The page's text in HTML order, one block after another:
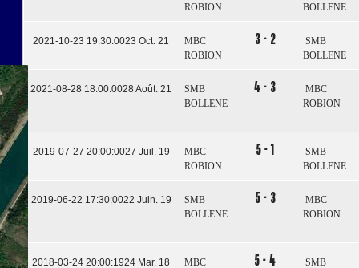
ROBION
BOLLENE
2021-10-23 19:30:0023 Oct. 21
MBC
ROBION
3 - 2
SMB
BOLLENE
2021-08-28 18:00:0028 Août. 21
SMB
BOLLENE
4 - 3
MBC
ROBION
2019-07-27 20:00:0027 Juil. 19
MBC
ROBION
5 - 1
SMB
BOLLENE
2019-06-22 17:30:0022 Juin. 19
SMB
BOLLENE
5 - 3
MBC
ROBION
2018-03-24 20:00:1924 Mar. 18
MBC
5 - 4
SMB